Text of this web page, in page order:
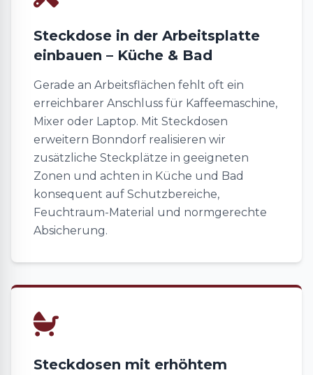
Steckdose in der Arbeitsplatte
einbauen – Küche & Bad
Gerade an Arbeitsflächen fehlt oft ein
erreichbarer Anschluss für Kaffeemaschine,
Mixer oder Laptop. Mit Steckdosen
erweitern Bonndorf realisieren wir
zusätzliche Steckplätze in geeigneten
Zonen und achten in Küche und Bad
konsequent auf Schutzbereiche,
Feuchtraum-Material und normgerechte
Absicherung.
Steckdosen mit erhöhtem